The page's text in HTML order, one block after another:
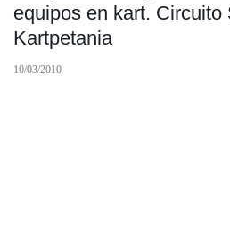
equipos en kart. Circuito
Kartpetania
10/03/2010